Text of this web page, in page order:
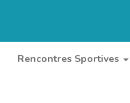
Rencontres Sportives